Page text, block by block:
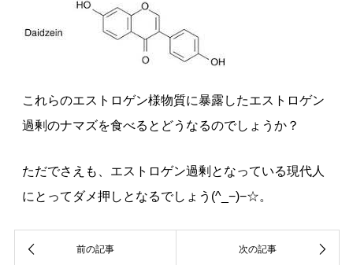
これらのエストロゲン様物質に暴露したエストロゲン
過剰のナマズを食べるとどうなるのでしょうか？
ただでさえも、エストロゲン過剰となっている現代人
にとってダメ押しとなるでしょう(^_−)−☆。